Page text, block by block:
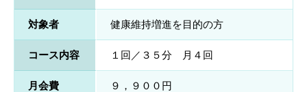
対象者 健康維持増進を目的の方
コース内容 １回／３５分 月４回
月会費
９，９００円